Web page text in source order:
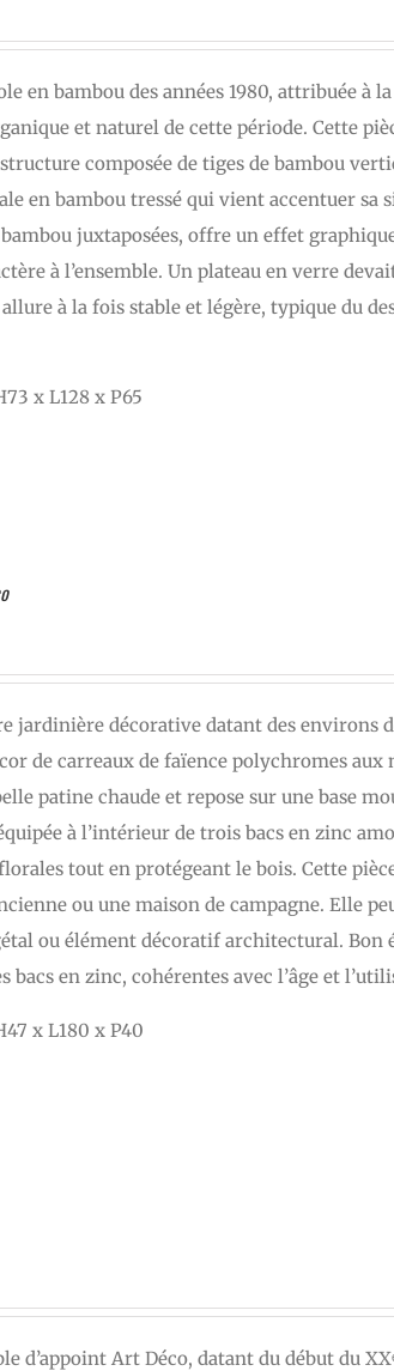
en bambou des années 1980, attribuée
et naturel de cette période. Cette
composée de tiges de bambou
en bambou tressé qui vient accentuer
bambou juxtaposées, offre un effet
à l’ensemble. Un plateau en verre
à la fois stable et légère, typique du
x L128 x P65
jardinière décorative datant des environs
de carreaux de faïence polychromes
patine chaude et repose sur une base
à l’intérieur de trois bacs en zinc
tout en protégeant le bois. Cette
ou une maison de campagne. Elle
ou élément décoratif architectural. Bon
bacs en zinc, cohérentes avec l’âge et
x L180 x P40
d’appoint Art Déco, datant du début du